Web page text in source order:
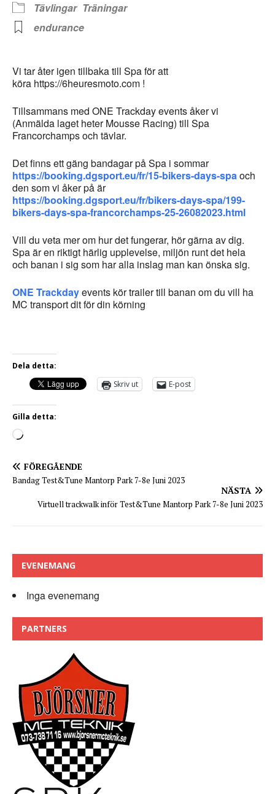
Tävlingar Träningar
endurance
Vi tar åter igen tillbaka till Spa för att
köra https://6heuresmoto.com !
Tillsammans med ONE Trackday events åker vi
(Anmälda laget heter Mousse Racing) till Spa
Francorchamps och tävlar.
Det finns ett gäng bandagar på Spa i sommar
https://booking.dgsport.eu/fr/15-bikers-days-spaoch
den som vi åker på är
https://booking.dgsport.eu/fr/bikers-days-spa/199-
bikers-days-spa-francorchamps-25-26082023.html
Vill du veta mer om hur det fungerar, hör gärna av dig.
Spa är en riktigt härlig upplevelse, miljön runt det hela
och banan i sig som har alla inslag man kan önska sig.
ONE Trackdayevents kör trailer till banan om du vill ha
MC transport dit för din körning
Dela detta:
Skriv ut
E-post
Gilla detta:
FÖREGÅENDE
Bandag Test&Tune Mantorp Park 7-8e Juni 2023
NÄSTA
Virtuell trackwalk inför Test&Tune Mantorp Park 7-8e Juni 2023
EVENEMANG
Inga evenemang
PARTNERS